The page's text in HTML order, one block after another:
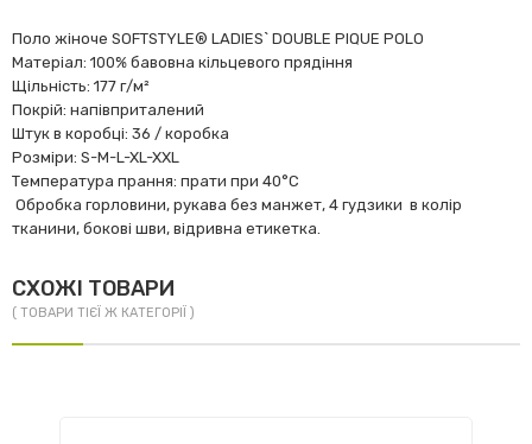
Поло жіноче SOFTSTYLE® LADIES` DOUBLE PIQUE POLO
Матеріал: 100% бавовна кільцевого прядіння
Щільність: 177 г/м²
Покрій: напівприталений
Штук в коробці: 36 / коробка
Розміри: S-M-L-XL-XXL
Температура прання: прати при 40°C
Обробка горловини, рукава без манжет, 4 гудзики в колір
тканини, бокові шви, відривна етикетка.
СХОЖІ ТОВАРИ
( ТОВАРИ ТІЄЇ Ж КАТЕГОРІЇ )